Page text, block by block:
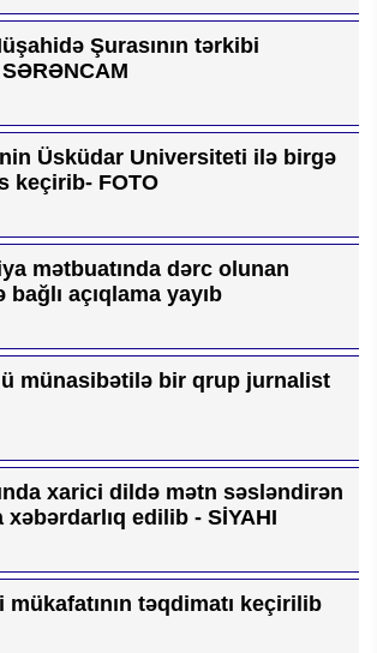
Şurasının tərkibi
Üsküdar Universiteti ilə birgə
keçirib- FOTO
mətbuatında dərc olunan
açıqlama yayıb
münasibətilə bir qrup jurnalist
xarici dildə mətn səsləndirən
edilib - SİYAHI
təqdimatı keçirilib